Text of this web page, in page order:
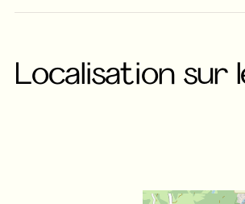
Localisation sur